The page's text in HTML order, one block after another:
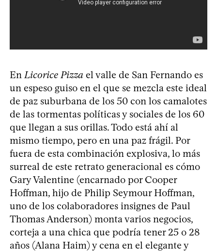
EnLicorice Pizza el valle de San Fernando es
un espeso guiso en el que se mezcla este ideal
de paz suburbana de los 50 con los camalotes
de las tormentas políticas y sociales de los 60
que llegan a sus orillas. Todo está ahí al
mismo tiempo, pero en una paz frágil. Por
fuera de esta combinación explosiva, lo más
surreal de este retrato generacional es cómo
Gary Valentine (encarnado por Cooper
Hoffman, hijo de Philip Seymour Hoffman,
uno de los colaboradores insignes de Paul
Thomas Anderson) monta varios negocios,
corteja a una chica que podría tener 25 o 28
años (Alana Haim) y cena en el elegante y